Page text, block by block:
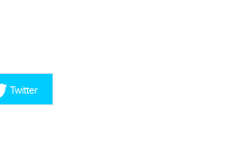
Twitter